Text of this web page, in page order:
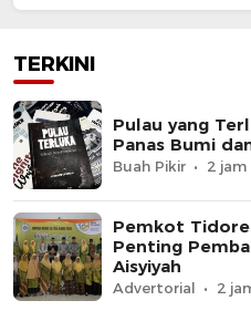
TERKINI
Pulau yang
Panas Bumi
Buah Pikir 2
Pemkot
Penting
Aisyiyah
Advertorial 2